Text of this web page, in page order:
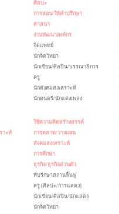
ศิลปะ
การสอน/ให้คำปรึกษา
ศาสนา
งานพัฒนาองค์กร
จิตแพทย์
นักจิตวิทยา
นักเขียน/ศิลปิน/บรรณาธิการ
ครู
นักสังคมสงเคราะห์
นักดนตรี/นักแต่งเพลง
าะห์
ใช้ความคิดสร้างสรรค์
การตลาด/วางแผน
สังคมสงเคราะห์
การศึกษา
ธุรกิจ/ธุรกิจส่วนตัว
ที่ปรีกษาสถานฟื้นฟู
ครู (ศิลปะ/การแสดง)
นักเขียน/ศิลปิน/นักแสดง
นักจิตวิทยา